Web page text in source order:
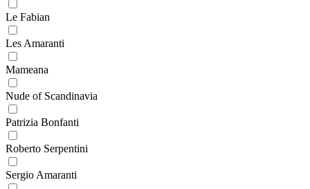
Le Fabian
Les Amaranti
Mameana
Nude of Scandinavia
Patrizia Bonfanti
Roberto Serpentini
Sergio Amaranti